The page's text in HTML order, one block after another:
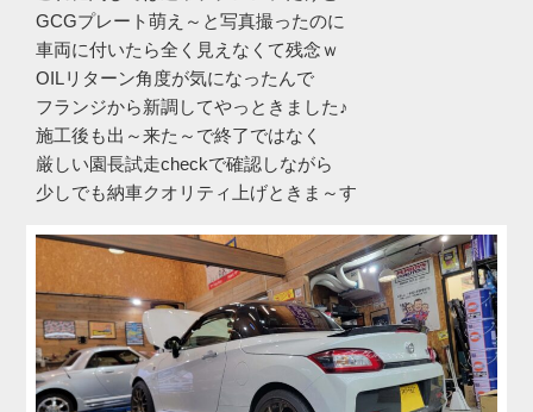
GCGプレート萌え～と写真撮ったのに
車両に付いたら全く見えなくて残念ｗ
OILリターン角度が気になったんで
フランジから新調してやっときました♪
施工後も出～来た～で終了ではなく
厳しい園長試走checkで確認しながら
少しでも納車クオリティ上げときま～す